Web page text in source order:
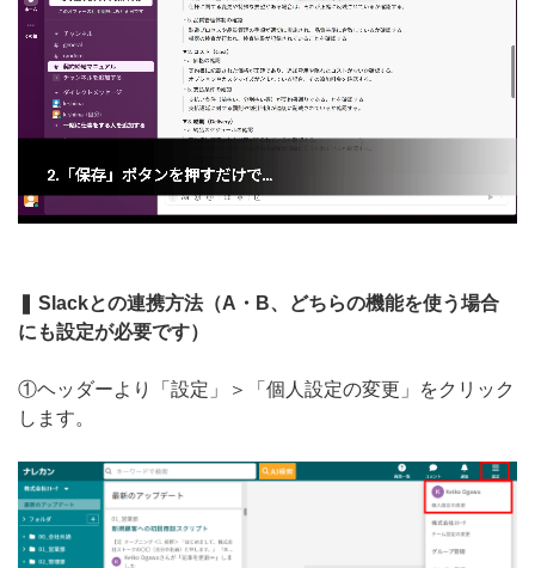
❚ Slackとの連携方法（A・B、どちらの機能を使う場合
にも設定が必要です）
①ヘッダーより「設定」＞「個人設定の変更」をクリック
します。